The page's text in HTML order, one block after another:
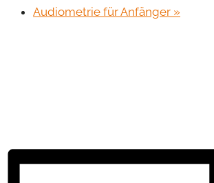
Audiometrie für Anfänger »